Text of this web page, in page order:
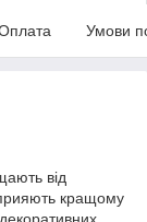
Умови
від
кращому